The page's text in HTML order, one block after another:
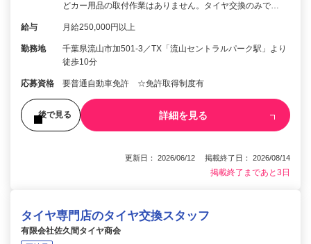
どカー用品の取付作業はありません。タイヤ交換のみで…
給与 月給250,000円以上
勤務地
千葉県流山市加501-3／TX「流山セントラルパーク駅」より
徒歩10分
応募資格 要普通自動車免許 ☆免許取得制度有
後で見る 詳細を見る
更新日： 2026/06/12 掲載終了日： 2026/08/14
掲載終了まであと3日
タイヤ専門店のタイヤ交換スタッフ
有限会社佐久間タイヤ商会